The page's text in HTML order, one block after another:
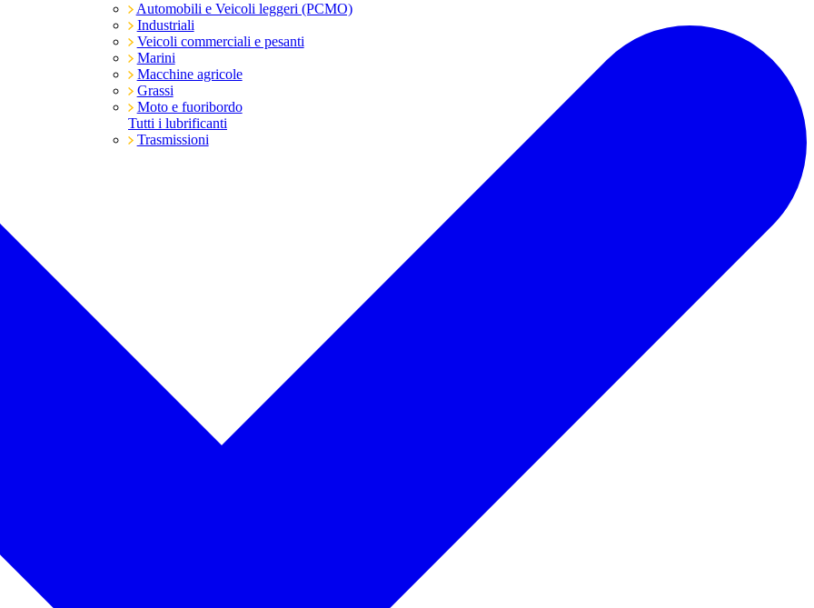
Automobili e Veicoli leggeri (PCMO)
Industriali
Veicoli commerciali e pesanti
Marini
Macchine agricole
Grassi
Moto e fuoribordo
Tutti i lubrificanti
Trasmissioni